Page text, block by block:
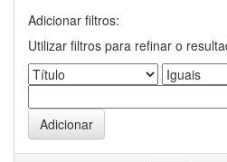
Adicionar filtros:
Utilizar filtros para refinar o